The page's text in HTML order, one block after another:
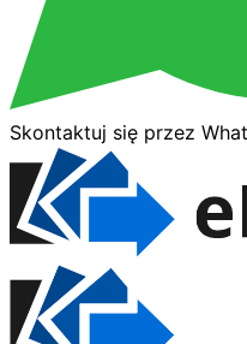
Skontaktuj się przez